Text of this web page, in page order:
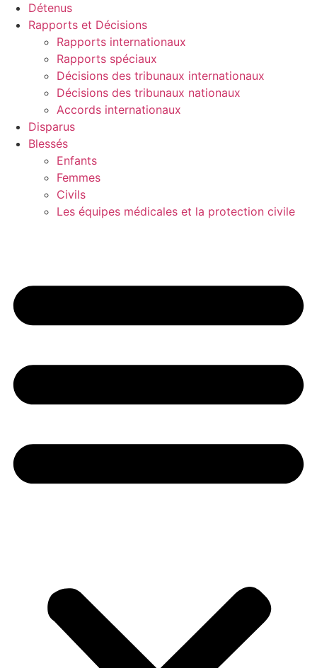
Détenus
Rapports et Décisions
Rapports internationaux
Rapports spéciaux
Décisions des tribunaux internationaux
Décisions des tribunaux nationaux
Accords internationaux
Disparus
Blessés
Enfants
Femmes
Civils
Les équipes médicales et la protection civile